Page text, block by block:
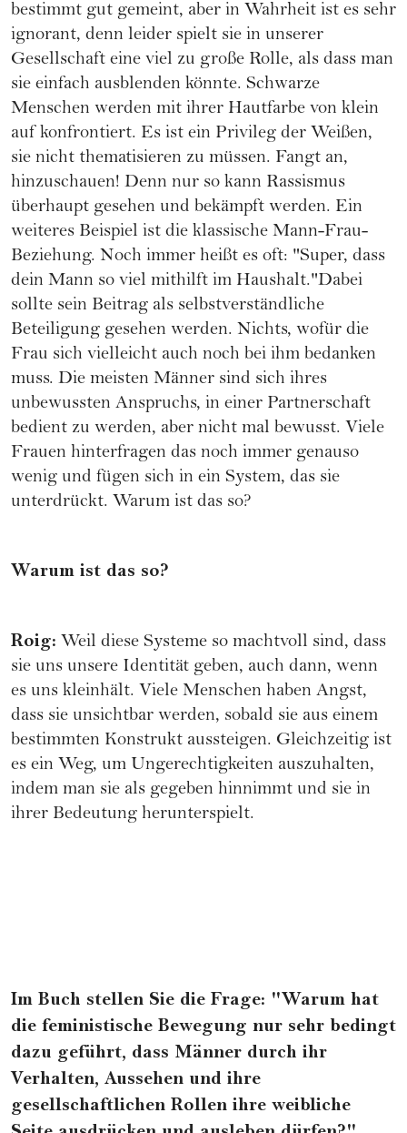
bestimmt gut gemeint, aber in Wahrheit ist es sehr
ignorant, denn leider spielt sie in unserer
Gesellschaft eine viel zu große Rolle, als dass man
sie einfach ausblenden könnte. Schwarze
Menschen werden mit ihrer Hautfarbe von klein
auf konfrontiert. Es ist ein Privileg der Weißen,
sie nicht thematisieren zu müssen. Fangt an,
hinzuschauen! Denn nur so kann Rassismus
überhaupt gesehen und bekämpft werden. Ein
weiteres Beispiel ist die klassische Mann-Frau-
Beziehung. Noch immer heißt es oft: "Super, dass
dein Mann so viel mithilft im Haushalt."Dabei
sollte sein Beitrag als selbstverständliche
Beteiligung gesehen werden. Nichts, wofür die
Frau sich vielleicht auch noch bei ihm bedanken
muss. Die meisten Männer sind sich ihres
unbewussten Anspruchs, in einer Partnerschaft
bedient zu werden, aber nicht mal bewusst. Viele
Frauen hinterfragen das noch immer genauso
wenig und fügen sich in ein System, das sie
unterdrückt. Warum ist das so?
Warum ist das so?
Roig: Weil diese Systeme so machtvoll sind, dass
sie uns unsere Identität geben, auch dann, wenn
es uns kleinhält. Viele Menschen haben Angst,
dass sie unsichtbar werden, sobald sie aus einem
bestimmten Konstrukt aussteigen. Gleichzeitig ist
es ein Weg, um Ungerechtigkeiten auszuhalten,
indem man sie als gegeben hinnimmt und sie in
ihrer Bedeutung herunterspielt.
Im Buch stellen Sie die Frage: "Warum hat
die feministische Bewegung nur sehr bedingt
dazu geführt, dass Männer durch ihr
Verhalten, Aussehen und ihre
gesellschaftlichen Rollen ihre weibliche